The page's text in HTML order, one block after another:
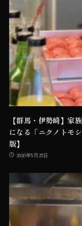
【群馬・伊勢崎】家
になる「ニクノトモ
版】
2026年5月25日